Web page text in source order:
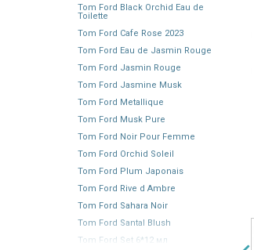
Tom Ford Black Orchid Eau de
Toilette
Tom Ford Cafe Rose 2023
Tom Ford Eau de Jasmin Rouge
Tom Ford Jasmin Rouge
Tom Ford Jasmine Musk
Tom Ford Metallique
Tom Ford Musk Pure
Tom Ford Noir Pour Femme
Tom Ford Orchid Soleil
Tom Ford Plum Japonais
Tom Ford Rive d Ambre
Tom Ford Sahara Noir
Tom Ford Santal Blush
Tom Ford Set 6*12 мл